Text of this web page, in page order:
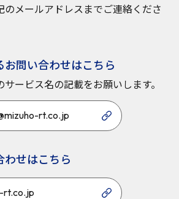
のメールアドレスまでご連絡くださ
問い合わせはこちら
ービス名の記載をお願いします。
rt.co.jp
わせはこちら
rt.co.jp